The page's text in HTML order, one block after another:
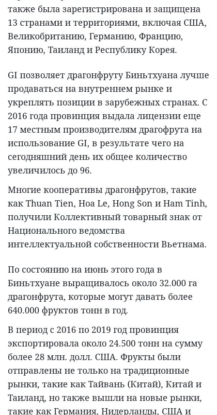
также была зарегистрирована и защищена
13 странами и территориями, включая США,
Великобританию, Германию, Францию,
Японию, Таиланд и Республику Корея.
GI позволяет драгонфруту Биньтхуана лучше
продаваться на внутреннем рынке и
укреплять позиции в зарубежных странах. С
2016 года провинция выдала лицензии еще
17 местным производителям драгофрута на
использование GI, в результате чего на
сегодняшний день их общее количество
увеличилось до 96.
Многие кооперативы драгонфрутов, такие
как Thuan Tien, Hoa Le, Hong Son и Ham Tinh,
получили Коллективный товарный знак от
Национального ведомства
интеллектуальной собственности Вьетнама.
По состоянию на июнь этого года в
Биньтхуане выращивалось около 32.000 га
драгонфрута, которые могут давать более
640.000 фруктов тонн в год.
В период с 2016 по 2019 год провинция
экспортировала около 24.500 тонн на сумму
более 28 млн. долл. США. Фрукты были
отправлены не только на традиционные
рынки, такие как Тайвань (Китай), Китай и
Таиланд, но также вышли на новые рынки,
такие как Германия, Нидерланды, США и